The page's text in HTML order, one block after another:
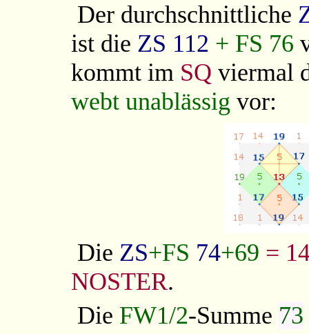
Der durchschnittliche
ist die ZS 112 + FS 76
kommt im SQ viermal
webt unablässig vor:
Die ZS+FS 74+69 =
NOSTER.
Die FW1/2-Summe 73